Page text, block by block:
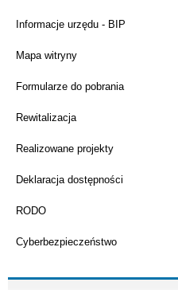
Informacje urzędu - BIP
Mapa witryny
Formularze do pobrania
Rewitalizacja
Realizowane projekty
Deklaracja dostępności
RODO
Cyberbezpieczeństwo